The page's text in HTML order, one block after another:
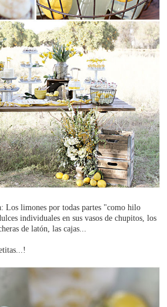
Los limones por todas partes "como hilo
individuales en sus vasos de chupitos, los
de latón, las cajas...